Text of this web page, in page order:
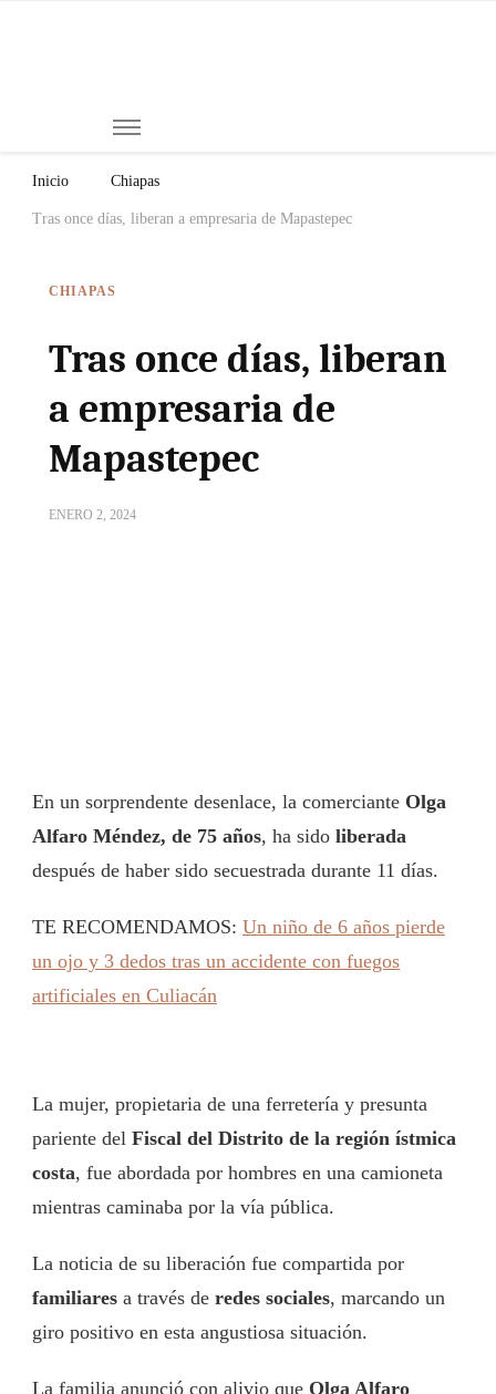
Inicio Chiapas
Tras once días, liberan a empresaria de Mapastepec
CHIAPAS
Tras once días, liberan
a empresaria de
Mapastepec
ENERO 2, 2024
En un sorprendente desenlace, la comerciante Olga
Alfaro Méndez, de 75 años, ha sido liberada
después de haber sido secuestrada durante 11 días.
TE RECOMENDAMOS: Un niño de 6 años pierde
un ojo y 3 dedos tras un accidente con fuegos
artificiales en Culiacán
La mujer, propietaria de una ferretería y presunta
pariente del Fiscal del Distrito de la región ístmica
costa, fue abordada por hombres en una camioneta
mientras caminaba por la vía pública.
La noticia de su liberación fue compartida por
familiares a través de redes sociales, marcando un
giro positivo en esta angustiosa situación.
La familia anunció con alivio que Olga Alfaro